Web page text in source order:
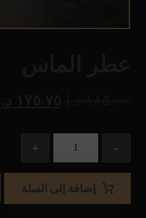
-
+
إضافة إلى السلة